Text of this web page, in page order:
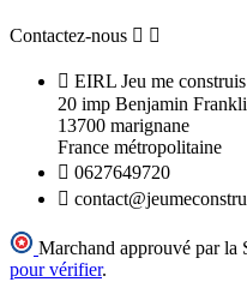
Contactez-nous  
 EIRL Jeu me construis
20 imp Benjamin
13700 marignane
France métropolitaine
 0627649720

Marchand approuvé par la
pour vérifier.